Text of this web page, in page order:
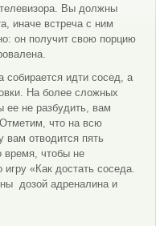
Вы должны
иначе встреча с ним
он получит свою порцию
собирается идти сосед, а
На более сложных
ее не разбудить, вам
что на всю
вам отводится пять
время, чтобы не
«Как достать соседа.
дозой адреналина и